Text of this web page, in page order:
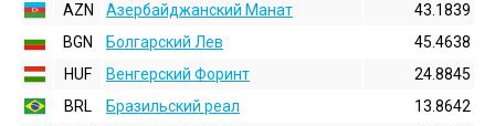
AZN
Азербайджанский Манат
43.1839
BGN
Болгарский Лев
45.4638
HUF
Венгерский Форинт
24.8845
BRL
Бразильский реал
13.8642